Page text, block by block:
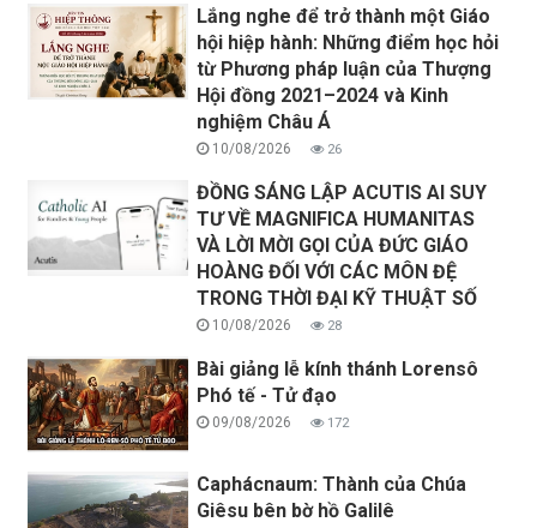
Lắng nghe để trở thành một Giáo
hội hiệp hành: Những điểm học hỏi
từ Phương pháp luận của Thượng
Hội đồng 2021–2024 và Kinh
nghiệm Châu Á
10/08/2026 26
ĐỒNG SÁNG LẬP ACUTIS AI SUY
TƯ VỀ MAGNIFICA HUMANITAS
VÀ LỜI MỜI GỌI CỦA ĐỨC GIÁO
HOÀNG ĐỐI VỚI CÁC MÔN ĐỆ
TRONG THỜI ĐẠI KỸ THUẬT SỐ
10/08/2026 28
Bài giảng lễ kính thánh Lorensô
Phó tế - Tử đạo
09/08/2026 172
Caphácnaum: Thành của Chúa
Giêsu bên bờ hồ Galilê